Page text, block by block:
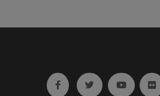
Ir a facebook (abre en
Ir a twitter (abre
Ir a